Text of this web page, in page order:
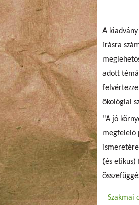
A
írásra
adott
ökológiai
"A jó
megfelelõ
(és
Szakmai